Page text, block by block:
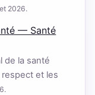
2026.
— Santé
de la santé
et les